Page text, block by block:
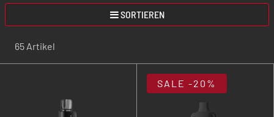
SORTIEREN
65 Artikel
SALE -20%